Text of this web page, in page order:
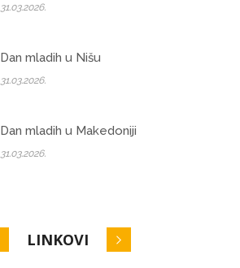
31.03.2026.
Dan mladih u Nišu
31.03.2026.
Dan mladih u Makedoniji
31.03.2026.
LINKOVI